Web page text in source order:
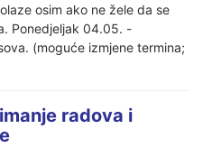
osim ako ne žele da se
Ponedjeljak 04.05. -
(moguće izmjene termina;
radova i